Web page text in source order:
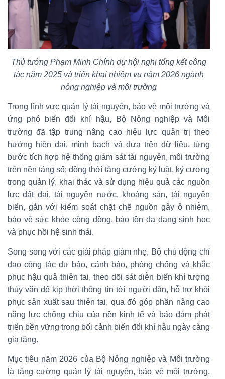
Thủ tướng Phạm Minh Chính dự hội nghị tổng kết công
tác năm 2025 và triển khai nhiệm vụ năm 2026 ngành
nông nghiệp và môi trường
Trong lĩnh vực quản lý tài nguyên, bảo vệ môi trường và
ứng phó biến đổi khí hậu, Bộ Nông nghiệp và Môi
trường đã tập trung nâng cao hiệu lực quản trị theo
hướng hiện đại, minh bạch và dựa trên dữ liệu, từng
bước tích hợp hệ thống giám sát tài nguyên, môi trường
trên nền tảng số; đồng thời tăng cường kỷ luật, kỷ cương
trong quản lý, khai thác và sử dụng hiệu quả các nguồn
lực đất đai, tài nguyên nước, khoáng sản, tài nguyên
biển, gắn với kiểm soát chặt chẽ nguồn gây ô nhiễm,
bảo vệ sức khỏe cộng đồng, bảo tồn đa dạng sinh học
và phục hồi hệ sinh thái.
Song song với các giải pháp giảm nhẹ, Bộ chủ động chỉ
đạo công tác dự báo, cảnh báo, phòng chống và khắc
phục hậu quả thiên tai, theo dõi sát diễn biến khí tượng
thủy văn để kịp thời thông tin tới người dân, hỗ trợ khôi
phục sản xuất sau thiên tai, qua đó góp phần nâng cao
năng lực chống chịu của nền kinh tế và bảo đảm phát
triển bền vững trong bối cảnh biến đổi khí hậu ngày càng
gia tăng.
Mục tiêu năm 2026 của Bộ Nông nghiệp và Môi trường
là tăng cường quản lý tài nguyên, bảo vệ môi trường,